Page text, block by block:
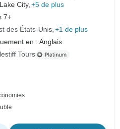
City, +5 de plus
7+
des États-Unis +1 de plus
en : Anglais
Tours